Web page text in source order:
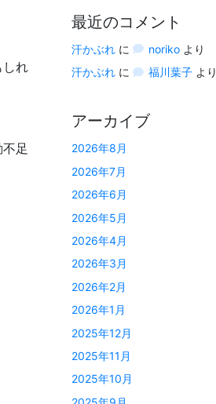
しれ
足
最近のコメント
汗かぶれ に norikoより
汗かぶれ に 福川葉子より
アーカイブ
2026年8月
2026年7月
2026年6月
2026年5月
2026年4月
2026年3月
2026年2月
2026年1月
2025年12月
2025年11月
2025年10月